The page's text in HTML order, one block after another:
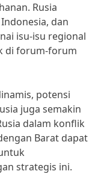
Rusia
dan
isu-isu regional
di forum-forum
potensi
juga semakin
dalam konflik
Barat dapat
strategis ini.